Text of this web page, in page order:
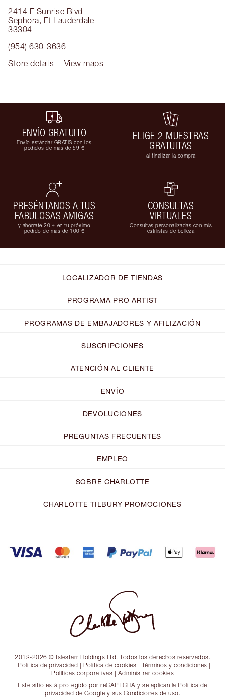
2414 E Sunrise Blvd
Sephora, Ft Lauderdale
33304
(954) 630-3636
Store details
View maps
ENVÍO GRATUITO
Envío estándar GRATIS con los
pedidos de más de 59 €
ELIGE 2 MUESTRAS
GRATUITAS
al finalizar la compra
PRESÉNTANOS A TUS
FABULOSAS AMIGAS
y ahórrate 20 € en tu próximo
pedido de más de 100 €
CONSULTAS
VIRTUALES
Consultas personalizadas con mis
estilistas de belleza
LOCALIZADOR DE TIENDAS
PROGRAMA PRO ARTIST
PROGRAMAS DE EMBAJADORES Y AFILIZACIÓN
SUSCRIPCIONES
ATENCIÓN AL CLIENTE
ENVÍO
DEVOLUCIONES
PREGUNTAS FRECUENTES
EMPLEO
SOBRE CHARLOTTE
CHARLOTTE TILBURY PROMOCIONES
2013-2026 © Islestarr Holdings Ltd. Todos los derechos reservados.
| Política de privacidad | Política de cookies | Términos y condiciones |
Políticas corporativas | Administrar cookies
Este sitio está protegido por reCAPTCHA y se aplican la Política de
privacidad de Google y sus Condiciones de uso.